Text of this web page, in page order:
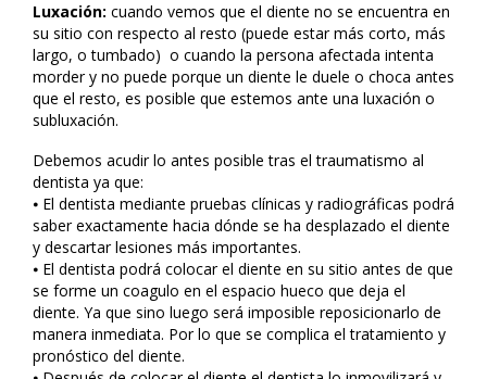
Luxación: cuando vemos que el diente no se encuentra en
su sitio con respecto al resto (puede estar más corto, más
largo, o tumbado) o cuando la persona afectada intenta
morder y no puede porque un diente le duele o choca antes
que el resto, es posible que estemos ante una luxación o
subluxación.
Debemos acudir lo antes posible tras el traumatismo al
dentista ya que:
⦁ El dentista mediante pruebas clínicas y radiográficas podrá
saber exactamente hacia dónde se ha desplazado el diente
y descartar lesiones más importantes.
⦁ El dentista podrá colocar el diente en su sitio antes de que
se forme un coagulo en el espacio hueco que deja el
diente. Ya que sino luego será imposible reposicionarlo de
manera inmediata. Por lo que se complica el tratamiento y
pronóstico del diente.